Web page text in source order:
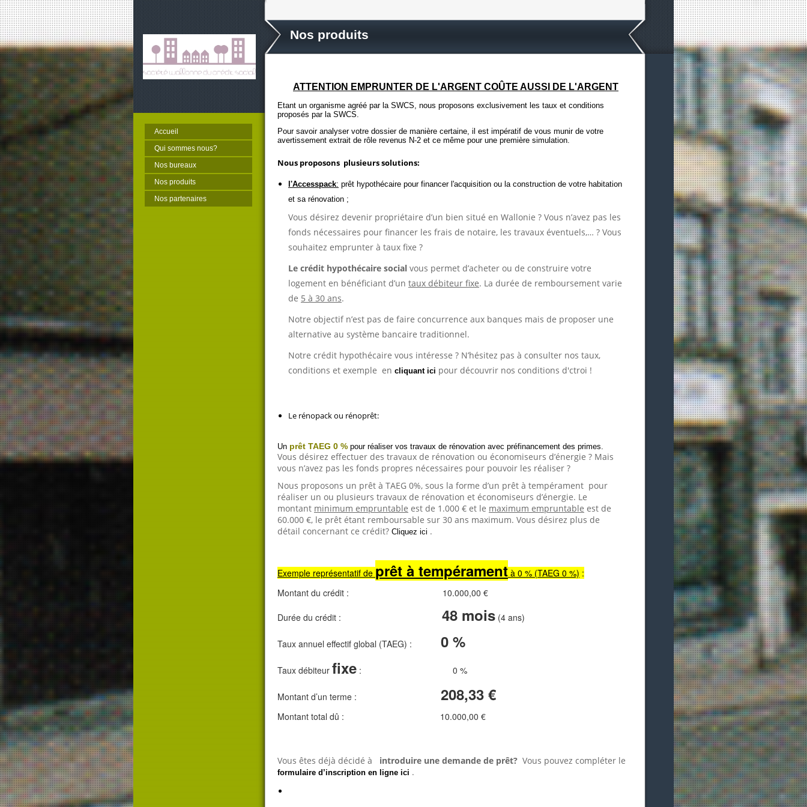
Accueil
Qui sommes nous?
Nos bureaux
Nos produits
Nos partenaires
Nos produits
ATTENTION EMPRUNTER DE L'ARGENT COÛTE AUSSI DE L'ARGENT
Etant un organisme agréé par la SWCS, nous proposons exclusivement les taux et conditions
proposés par la SWCS.
Pour savoir analyser votre dossier de manière certaine, il est impératif de vous munir de votre
avertissement extrait de rôle revenus N-2 et ce même pour une première simulation.
Nous proposons plusieurs solutions:
l'Accesspack: prêt hypothécaire pour financer l'acquisition ou la construction de votre habitation
et sa rénovation ;
Vous désirez devenir propriétaire d’un bien situé en Wallonie ? Vous n’avez pas les
fonds nécessaires pour financer les frais de notaire, les travaux éventuels,… ? Vous
souhaitez emprunter à taux fixe ?
Le crédit hypothécaire social vous permet d’acheter ou de construire votre
logement en bénéficiant d’un taux débiteur fixe. La durée de remboursement varie
de 5 à 30 ans.
Notre objectif n’est pas de faire concurrence aux banques mais de proposer une
alternative au système bancaire traditionnel.
Notre crédit hypothécaire vous intéresse ? N’hésitez pas à consulter nos taux,
conditions et exemple en cliquant ici pour découvrir nos conditions d'ctroi !
Le rénopack ou rénoprêt:
Un prêt TAEG 0 % pour réaliser vos travaux de rénovation avec préfinancement des primes.
Vous désirez effectuer des travaux de rénovation ou économiseurs d’énergie ? Mais
vous n’avez pas les fonds propres nécessaires pour pouvoir les réaliser ?
Nous proposons un prêt à TAEG 0%, sous la forme d’un prêt à tempérament pour
réaliser un ou plusieurs travaux de rénovation et économiseurs d’énergie. Le
montant minimum empruntable est de 1.000 € et le maximum empruntable est de
60.000 €, le prêt étant remboursable sur 30 ans maximum. Vous désirez plus de
détail concernant ce crédit? Cliquez ici .
Exemple représentatif de prêt à tempérament à 0 % (TAEG 0 %) :
Montant du crédit : 10.000,00 €
Durée du crédit : 48 mois (4 ans)
Taux annuel effectif global (TAEG) : 0 %
Taux débiteur fixe : 0 %
Montant d’un terme : 208,33 €
Montant total dû : 10.000,00 €
Vous êtes déjà décidé à introduire une demande de prêt? Vous pouvez compléter le
formulaire d’inscription en ligne ici .